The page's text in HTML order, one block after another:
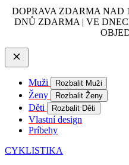
DOPRAVA ZDARMA NAD
DNŮ ZDARMA | VE
Muži Rozbalit Muži
Ženy Rozbalit Ženy
Děti Rozbalit Děti
Vlastní design
Príbehy
CYKLISTIKA